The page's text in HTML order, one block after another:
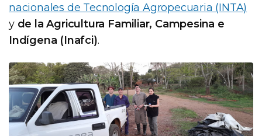
nacionales de Tecnología Agropecuaria (INTA)
y de la Agricultura Familiar, Campesina e
Indígena (Inafci).